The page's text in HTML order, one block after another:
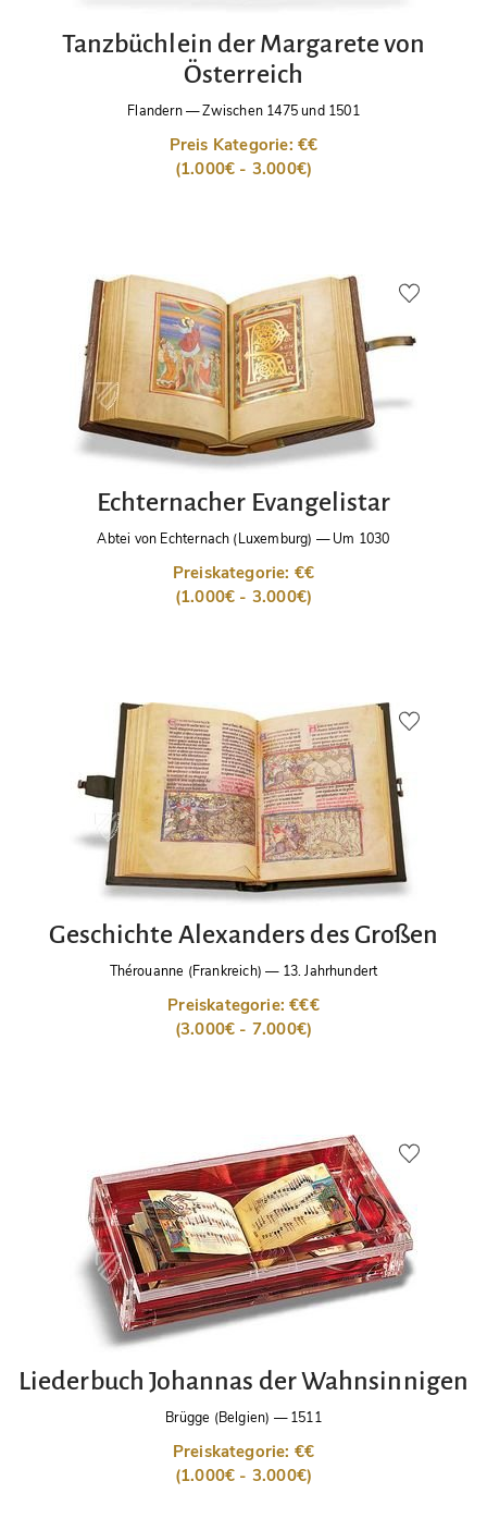
Tanzbüchlein der Margarete von
Österreich
Flandern—Zwischen 1475 und 1501
Preis Kategorie: €€
(1.000€ - 3.000€)
Echternacher Evangelistar
Abtei von Echternach (Luxemburg) —Um 1030
Preiskategorie: €€
(1.000€ - 3.000€)
Geschichte Alexanders des Großen
Thérouanne (Frankreich) — 13. Jahrhundert
Preiskategorie: €€€
(3.000€ - 7.000€)
Liederbuch Johannas der Wahnsinnigen
Brügge (Belgien) —1511
Preiskategorie: €€
(1.000€ - 3.000€)